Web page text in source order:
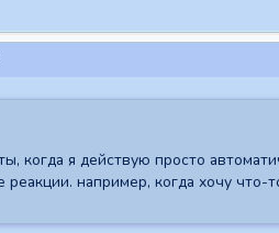
когда я действую просто
например, когда хочу